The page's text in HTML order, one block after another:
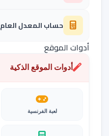
حساب المعدل العام
أدوات الموقع
أدوات الموقع الذكية
لعبة الفرنسية